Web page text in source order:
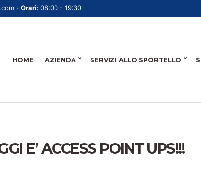
- Orari: 08:00 - 19:30
HOME AZIENDA SERVIZI ALLO SPORTELLO
E’ ACCESS POINT UPS!!!